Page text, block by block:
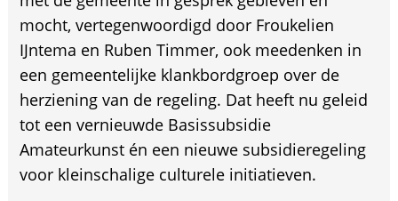
mocht, vertegenwoordigd door Froukelien
IJntema en Ruben Timmer, ook meedenken in
een gemeentelijke klankbordgroep over de
herziening van de regeling. Dat heeft nu geleid
tot een vernieuwde Basissubsidie
Amateurkunst én een nieuwe subsidieregeling
voor kleinschalige culturele initiatieven.